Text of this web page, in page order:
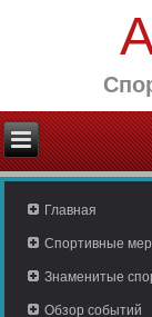
Главная
Спортивные
Знаменитые
Обзор событий